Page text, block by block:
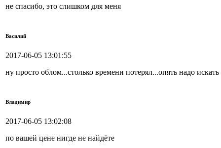
не спасибо, это слишком для меня
Василий
2017-06-05 13:01:55
ну просто облом...столько времени потерял...опять надо искать
Владимир
2017-06-05 13:02:08
по вашей цене нигде не найдёте